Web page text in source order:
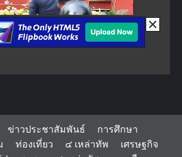
ข่าวประชาสัมพันธ์
การศึกษา
ท่องเที่ยว ๔ เหล่าทัพ
เศรษฐกิจ